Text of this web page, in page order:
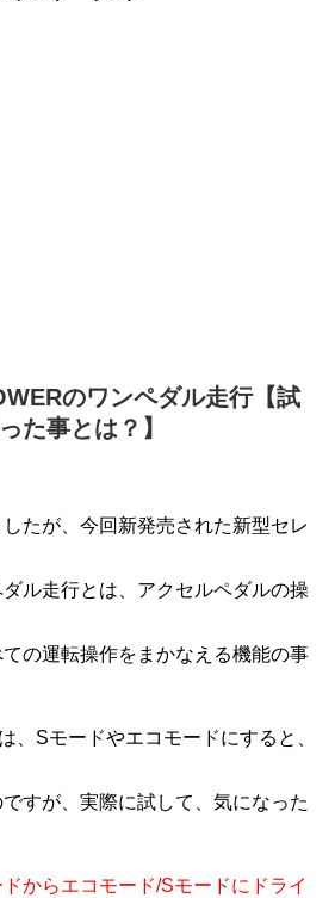
のワンペダル走行【試
た事とは？】
たが、今回新発売された新型セレ
ル走行とは、アクセルペダルの操
の運転操作をまかなえる機能の事
、Sモードやエコモードにすると、
すが、実際に試して、気になった
からエコモード/Sモードにドライ